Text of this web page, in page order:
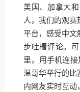
美国、加拿大
人，我们的观
平台，感受中文
步吐槽评论。
里，用手机连
温哥华举行的比
内网友实时互动